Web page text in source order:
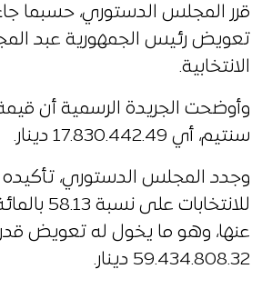
قرر المجلس الدستوري، حسبما
تعويض رئيس الجمهورية عبد
الانتخابية.
سنتيم، أي 17.830.442.49 دينار.
وجدد المجلس الدستوري،
59.434.808.32 دينار.